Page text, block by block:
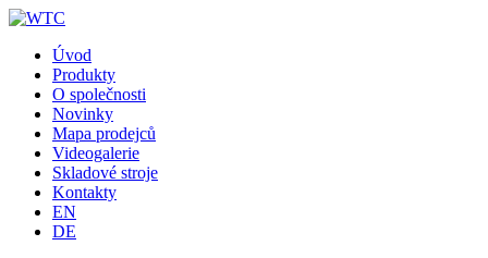
Úvod
Produkty
O společnosti
Novinky
Mapa prodejců
Videogalerie
Skladové stroje
Kontakty
EN
DE